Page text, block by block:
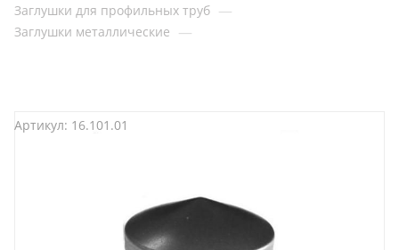
Заглушки для профильных труб —
Заглушки металлические —
Артикул: 16.101.01